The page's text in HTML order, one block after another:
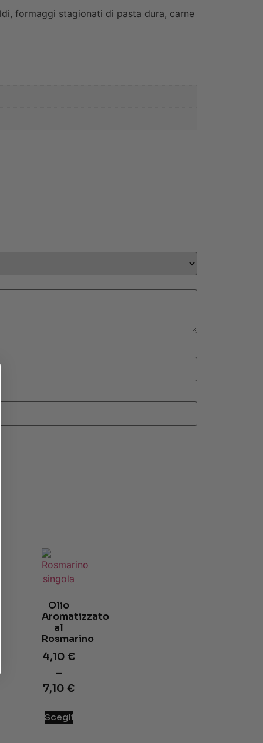
formaggi stagionati di pasta dura, carne
Olio
Aromatizzato
al
Rosmarino
4,10€
–
7,10€
Scegli